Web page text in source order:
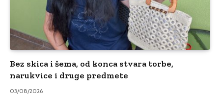
Bez skica i šema, od konca stvara torbe,
narukvice i druge predmete
03/08/2026